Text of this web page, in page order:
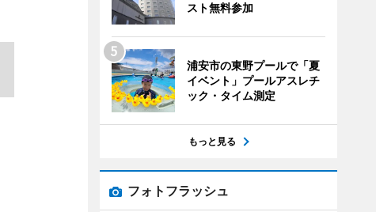
スト無料参加
浦安市の東野プールで「夏
イベント」プールアスレチ
ック・タイム測定
もっと見る
フォトフラッシュ